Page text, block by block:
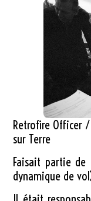
Retrofire Officer
sur Terre
Faisait partie de
dynamique de